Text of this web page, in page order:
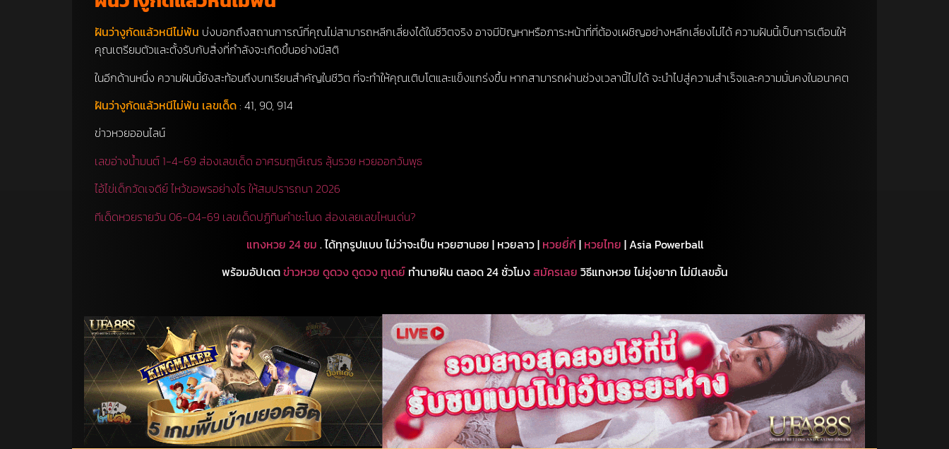
ฝันว่างูกัดแล้วหนีไม่พ้น บ่งบอกถึงสถานการณ์ที่คุณไม่สามารถหลีกเลี่ยงได้ในชีวิตจริง อาจมีปัญหาหรือภาระหน้าที่ที่ต้องเผชิญอย่างหลีกเลี่ยงไม่ได้ ความฝันนี้เป็นการเตือนให้
คุณเตรียมตัวและตั้งรับกับสิ่งที่กำลังจะเกิดขึ้นอย่างมีสติ
ในอีกด้านหนึ่ง ความฝันนี้ยังสะท้อนถึงบทเรียนสำคัญในชีวิต ที่จะทำให้คุณเติบโตและแข็งแกร่งขึ้น หากสามารถผ่านช่วงเวลานี้ไปได้ จะนำไปสู่ความสำเร็จและความมั่นคงในอนาคต
ฝันว่างูกัดแล้วหนีไม่พ้น เลขเด็ด: 41, 90, 914
ข่าวหวยออนไลน์
เลขอ่างน้ำมนต์ 1-4-69 ส่องเลขเด็ด อาศรมฤๅษีเณร ลุ้นรวย หวยออกวันพุธ
ไอ้ไข่เด็กวัดเจดีย์ ไหว้ขอพรอย่างไร ให้สมปรารถนา 2026
ทีเด็ดหวยรายวัน 06-04-69 เลขเด็ดปฏิทินคำชะโนด ส่องเลยเลขไหนเด่น?
แทงหวย 24 ชม . ได้ทุกรูปแบบ ไม่ว่าจะเป็น หวยฮานอย | หวยลาว | หวยยี่กี | หวยไทย | Asia Powerball
พร้อมอัปเดตข่าวหวย ดูดวง ดูดวง ทูเดย์ ทำนายฝัน ตลอด 24 ชั่วโมงสมัครเลย วิธีแทงหวย ไม่ยุ่งยาก ไม่มีเลขอั้น